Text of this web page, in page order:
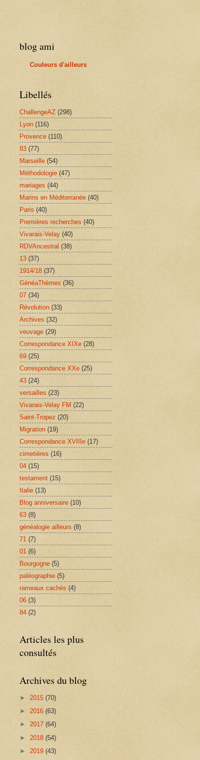
blog ami
Couleurs d'ailleurs
Libellés
ChallengeAZ (298)
Lyon (116)
Provence (110)
83 (77)
Marseille (54)
Méthodologie (47)
mariages (44)
Marins en Méditerranée (40)
Paris (40)
Premières recherches (40)
Vivarais-Velay (40)
RDVAncestral (38)
13 (37)
1914/18 (37)
GénéaThèmes (36)
07 (34)
Révolution (33)
Archives (32)
veuvage (29)
Correspondance XIXe (28)
69 (25)
Correspondance XXe (25)
43 (24)
versailles (23)
Vivarais-Velay FM (22)
Saint-Tropez (20)
Migration (19)
Correspondance XVIIIe (17)
cimetières (16)
04 (15)
testament (15)
Italie (13)
Blog anniversaire (10)
63 (8)
généalogie ailleurs (8)
71 (7)
01 (6)
Bourgogne (5)
paléographie (5)
rameaux cachés (4)
06 (3)
84 (2)
Articles les plus
consultés
Archives du blog
► 2015 (70)
► 2016 (63)
► 2017 (64)
► 2018 (54)
► 2019 (43)